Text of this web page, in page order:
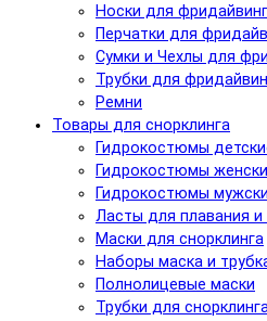
Носки для
Перчатки для
Сумки и Чехлы для
Трубки для
Ремни
Товары для снорклинга
Гидрокостюмы
Гидрокостюмы
Гидрокостюмы
Ласты для плавания и
Маски для снорклинга
Наборы маска и
Полнолицевые маски
Трубки для